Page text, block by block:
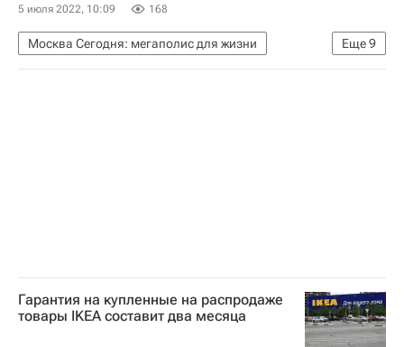
5 июля 2022, 10:09 168
Еще9
Москва Сегодня: мегаполис для жизни
Городское хозяйство Москвы
Гарантия на купленные на распродаже
товары IKEA составит два месяца